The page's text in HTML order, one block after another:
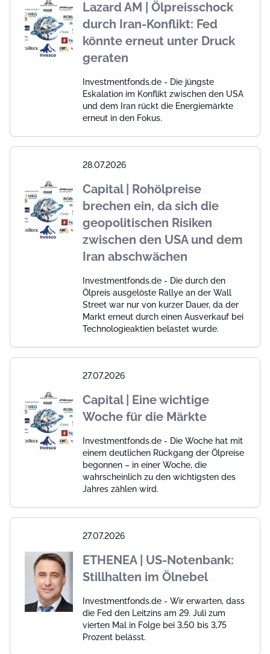
Lazard AM | Ölpreisschock
durch Iran-Konflikt: Fed
könnte erneut unter Druck
geraten
Investmentfonds.de - Die jüngste
Eskalation im Konflikt zwischen den USA
und dem Iran rückt die Energiemärkte
erneut in den Fokus.
28.07.2026
Capital | Rohölpreise
brechen ein, da sich die
geopolitischen Risiken
zwischen den USA und dem
Iran abschwächen
Investmentfonds.de - Die durch den
Ölpreis ausgelöste Rallye an der Wall
Street war nur von kurzer Dauer, da der
Markt erneut durch einen Ausverkauf bei
Technologieaktien belastet wurde.
27.07.2026
Capital | Eine wichtige
Woche für die Märkte
Investmentfonds.de - Die Woche hat mit
einem deutlichen Rückgang der Ölpreise
begonnen – in einer Woche, die
wahrscheinlich zu den wichtigsten des
Jahres zählen wird.
27.07.2026
ETHENEA | US-Notenbank:
Stillhalten im Ölnebel
Investmentfonds.de - Wir erwarten, dass
die Fed den Leitzins am 29. Juli zum
vierten Mal in Folge bei 3,50 bis 3,75
Prozent belässt.